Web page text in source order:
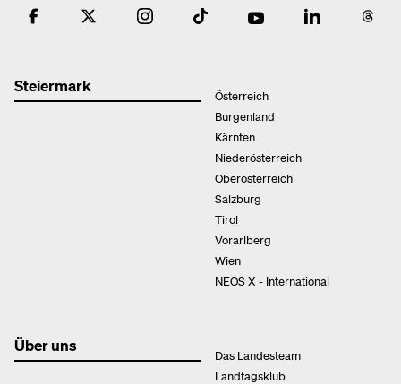
Steiermark
Österreich
Burgenland
Kärnten
Niederösterreich
Oberösterreich
Salzburg
Tirol
Vorarlberg
Wien
NEOS X - International
Über uns
Das Landesteam
Landtagsklub